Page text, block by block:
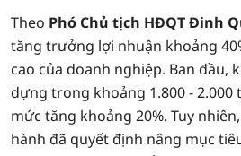
Theo Phó Chủ tịch HĐQT Đinh
tăng trưởng lợi nhuận khoảng
cao của doanh nghiệp. Ban đầu,
dựng trong khoảng 1.800 -
mức tăng khoảng 20%. Tuy
hành đã quyết định nâng mục